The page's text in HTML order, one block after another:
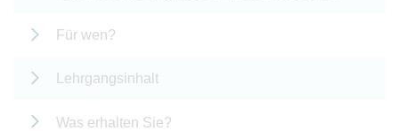
Für wen?
Lehrgangsinhalt
Was erhalten Sie?